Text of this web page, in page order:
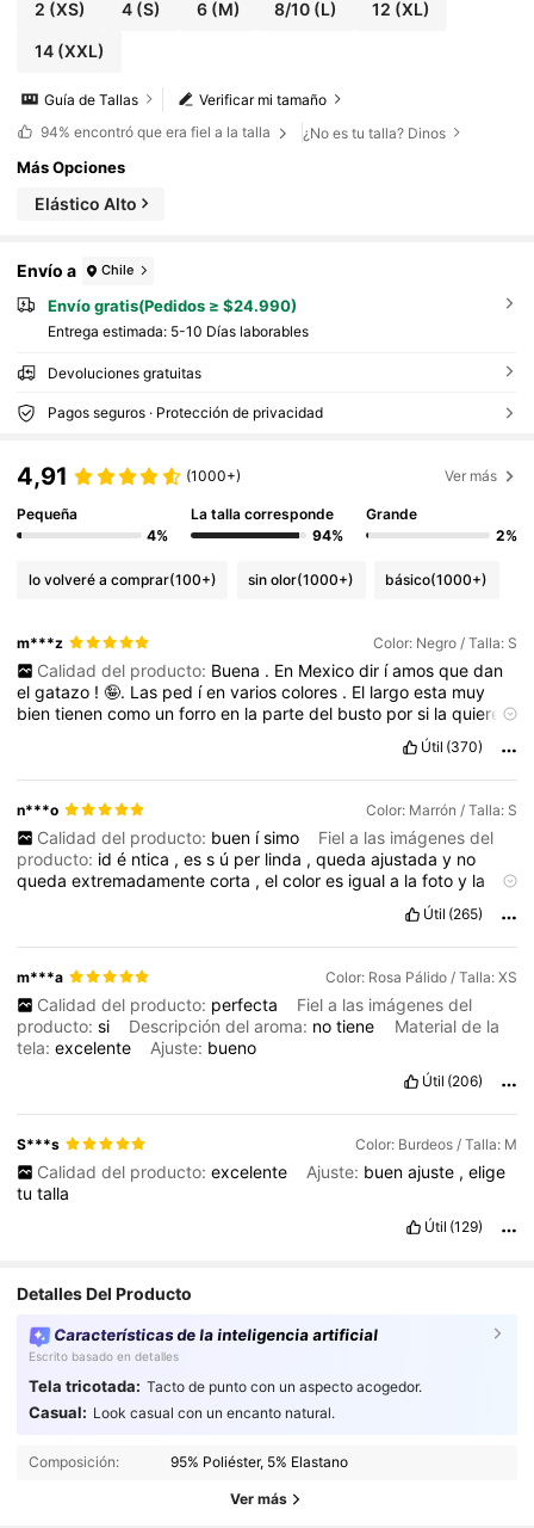
2 (XS) 4(S) 6(M) 8/10 (L) 12 (XL)
14(XXL)
Verificar mi tamaño
Guía de Tallas
94% encontró que era fiel a la talla ¿No es tu talla? Dinos
Más Opciones
Elástico Alto
Envío a Chile
Envío gratis(Pedidos ≥ $24.990)
Entrega estimada: 5-10 Días laborables
Devoluciones gratuitas
Pagos seguros · Protección de privacidad
4,91 (1000+) Ver más
Pequeña
4%
La talla corresponde
94%
Grande
2%
lo volveré a comprar(100+) sin olor(1000+) básico(1000+)
m***z Color: Negro / Talla: S
Calidad del producto: Buena . En Mexico dir íamos que dan
elgatazo !🤪. Las ped íenvarioscolores . El largoesta muy
bientienencomo unforroen la partedel busto porsi laquieren
varios
Fiel a las
imágenes del producto:si Descripción del aroma:sinaroma
Útil (370)
n***o Color: Marrón / Talla: S
Calidad del producto: buen ísimo
Fiel a las imágenes del
producto: idé ntica ,ess ú per linda ,quedaajustaday no
quedaextremadamentecorta ,elcolores iguala lafotoy la
nada
Útil (265)
m***a Color: Rosa Pálido / Talla: XS
Calidad del producto: perfecta
Fiel a las imágenes del
producto:si Descripción del aroma: notiene
Material de la
tela:excelente Ajuste: bueno
Útil (206)
S***s Color: Burdeos / Talla: M
Calidad del producto: excelente Ajuste: buen ajuste , elige
tutalla
Útil (129)
Detalles Del Producto
Características de la inteligencia artificial
Escrito basado en detalles
Tela tricotada: Tacto de punto con un aspecto acogedor.
Casual: Look casual con un encanto natural.
Composición: 95% Poliéster, 5% Elastano
Ver más
4,92 659K Seguidores